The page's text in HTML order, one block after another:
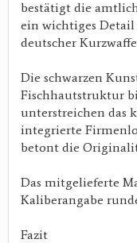
bestätigt die
ein wichtiges
deutscher
Die schwarzen
Fischhautstruktur
unterstreichen das
integrierte
betont die
Das mitgelieferte
Kaliberangabe
Fazit